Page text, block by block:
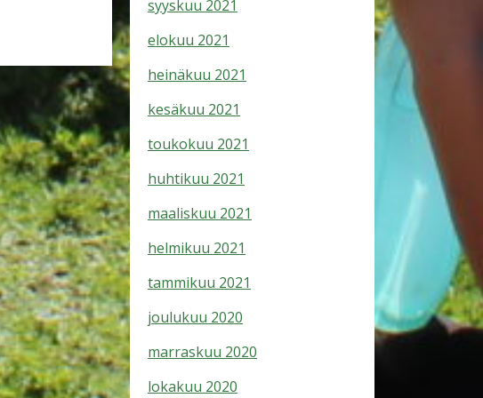
syyskuu 2021
elokuu 2021
heinäkuu 2021
kesäkuu 2021
toukokuu 2021
huhtikuu 2021
maaliskuu 2021
helmikuu 2021
tammikuu 2021
joulukuu 2020
marraskuu 2020
lokakuu 2020